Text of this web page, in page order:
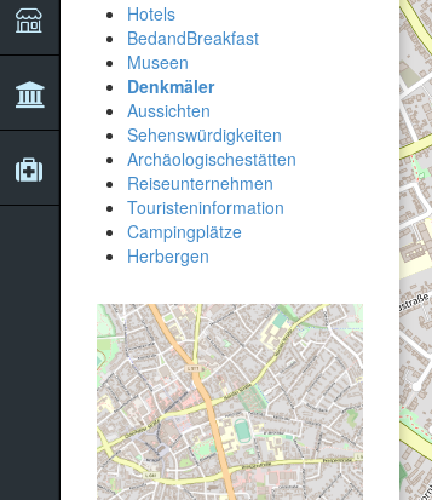
Hotels
BedandBreakfast
Museen
Denkmäler
Aussichten
Sehenswürdigkeiten
Archäologischestätten
Reiseunternehmen
Touristeninformation
Campingplätze
Herbergen